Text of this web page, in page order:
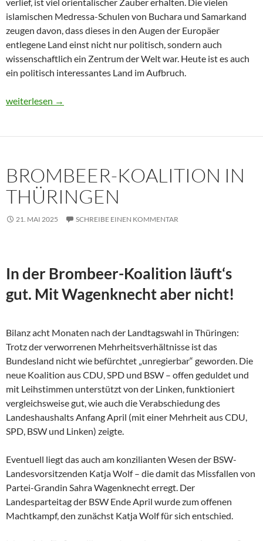
islamischen Medressa-Schulen von Buchara und Samarkand
zeugen davon, dass dieses in den Augen der Europäer
entlegene Land einst nicht nur politisch, sondern auch
wissenschaftlich ein Zentrum der Welt war. Heute ist es auch
ein politisch interessantes Land im Aufbruch.
Usbekistan 2025: Unterwegs in einem Land im Aufbruch
weiterlesen →
BROMBEER-KOALITION IN
THÜRINGEN
21. MAI 2025 SCHREIBE EINEN KOMMENTAR
In der Brombeer-Koalition läuft‘s
gut. Mit Wagenknecht aber nicht!
Bilanz acht Monaten nach der Landtagswahl in Thüringen:
Trotz der verworrenen Mehrheitsverhältnisse ist das
Bundesland nicht wie befürchtet „unregierbar“ geworden. Die
neue Koalition aus CDU, SPD und BSW – offen geduldet und
mit Leihstimmen unterstützt von der Linken, funktioniert
vergleichsweise gut, wie auch die Verabschiedung des
Landeshaushalts Anfang April (mit einer Mehrheit aus CDU,
SPD, BSW und Linken) zeigte.
Eventuell liegt das auch am konzilianten Wesen der BSW-
Landesvorsitzenden Katja Wolf – die damit das Missfallen von
Partei-Grandin Sahra Wagenknecht erregt. Der
Landesparteitag der BSW Ende April wurde zum offenen
Machtkampf, den zunächst Katja Wolf für sich entschied.